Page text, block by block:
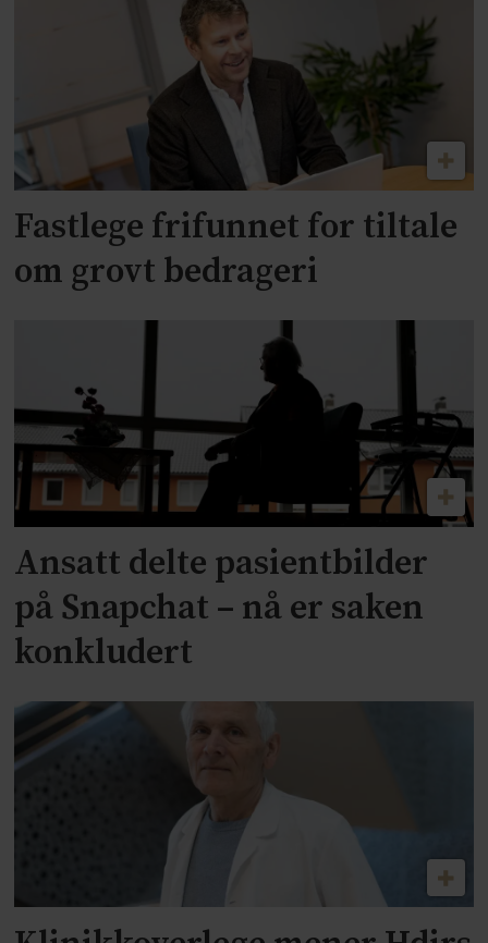
Fastlege frifunnet for tiltale
om grovt bedrageri
Ansatt delte pasientbilder
på Snapchat – nå er saken
konkludert